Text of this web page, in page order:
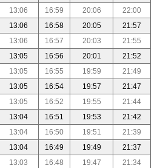
13:06 16:59 20:06
22:00
13:06 16:58 20:05
21:57
13:06 16:57 20:03
21:55
13:05 16:56 20:01
21:52
13:05 16:55 19:59
21:49
13:05 16:54 19:57
21:47
13:05 16:52 19:55
21:44
13:04 16:51 19:53
21:42
13:04 16:50 19:51
21:39
13:04 16:49 19:49
21:37
13:03 16:48 19:47 21:34